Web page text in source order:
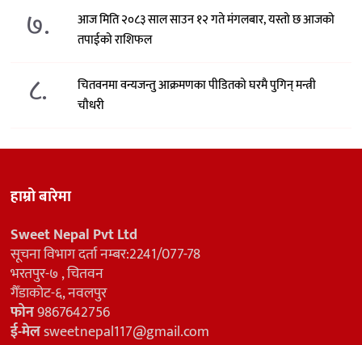
७.
आज मिति २०८३ साल साउन १२ गते मंगलबार, यस्तो छ आजको
तपाईको राशिफल
८.
चितवनमा वन्यजन्तु आक्रमणका पीडितको घरमै पुगिन् मन्त्री
चौधरी
हाम्रो बारेमा
Sweet Nepal Pvt Ltd
सूचना विभाग दर्ता नम्बर:2241/077-78
भरतपुर-७ , चितवन
गैँडाकोट-६, नवलपुर
फोन9867642756
ई-मेलsweetnepal117@gmail.com